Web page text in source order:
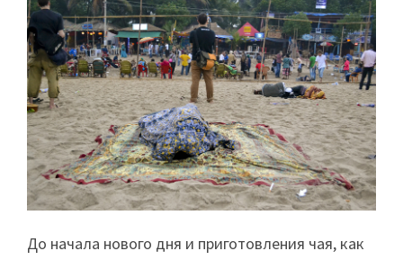
До начала нового дня и приготовления чая, как